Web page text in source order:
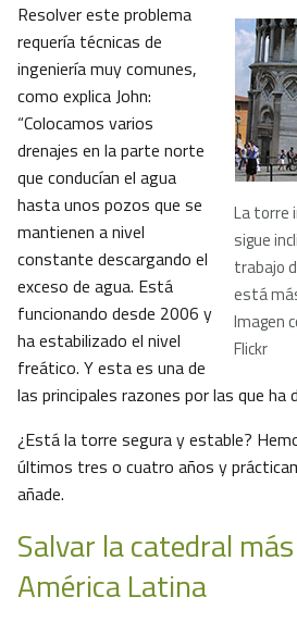
La torre
sigue
trabajo
está
Imagen
Flickr
Resolver este problema
requería técnicas de
ingeniería muy comunes,
como explica John:
“Colocamos varios
drenajes en la parte norte
que conducían el agua
hasta unos pozos que se
mantienen a nivel
constante descargando el
exceso de agua. Está
funcionando desde 2006 y
ha estabilizado el nivel
freático. Y esta es una de
las principales razones por las que ha
¿Está la torre segura y estable?
últimos tres o cuatro años y
añade.
Salvar la catedral
América Latina